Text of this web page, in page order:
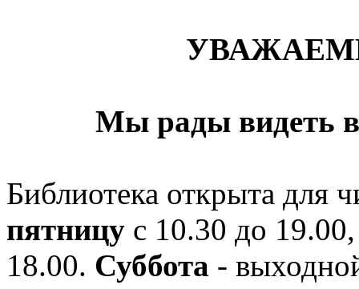
Мы рады видеть
Библиотека открыта для
пятницу с 10.30 до
18.00. Суббота -